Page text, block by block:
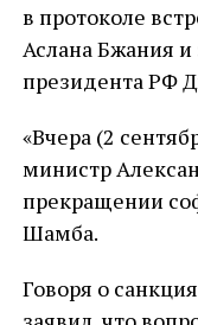
в протоколе
Аслана Бжания
президента РФ
«Вчера (2
министр
прекращении
Шамба.
Говоря о